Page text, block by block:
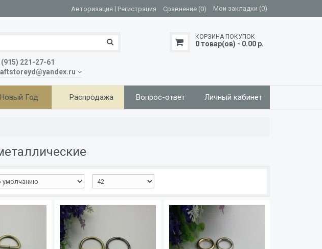
Авторизация | Регистрация Сравнение (0) Мои закладки (0)
221-27-61
КОРЗИНА ПОКУПОК
0 товар(ов) - 0.00 р.
Новый Год Распродажа Вопрос-ответ Личный кабинет